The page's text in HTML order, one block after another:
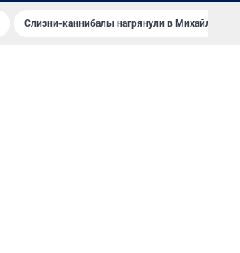
Слизни-каннибалы нагрянули в Михайлов